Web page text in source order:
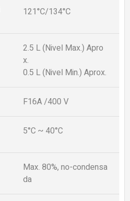
121°C/134°C
2.5 L (Nivel Max.) Apro
x.
0.5 L (Nivel Min.) Aprox.
F16A /400 V
5°C ~ 40°C
Max. 80%, no-condensa
da